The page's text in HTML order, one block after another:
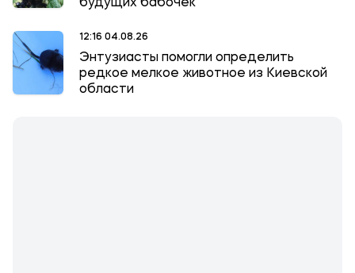
будущих бабочек
12:16 04.08.26
Энтузиасты помогли определить
редкое мелкое животное из Киевской
области